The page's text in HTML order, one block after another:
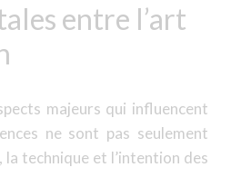
entre l’art
majeurs qui influencent
ne sont pas seulement
technique et l’intention des